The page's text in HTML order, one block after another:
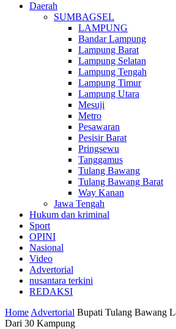
Daerah
SUMBAGSEL
LAMPUNG
Bandar Lampung
Lampung Barat
Lampung Selatan
Lampung Tengah
Lampung Timur
Lampung Utara
Mesuji
Metro
Pesawaran
Pesisir Barat
Pringsewu
Tanggamus
Tulang Bawang
Tulang Bawang Barat
Way Kanan
Jawa Tengah
Hukum dan kriminal
Sport
OPINI
Nasional
Video
Advertorial
nusantara terkini
REDAKSI
Home Advertorial Bupati Tulang Bawang
Dari 30 Kampung